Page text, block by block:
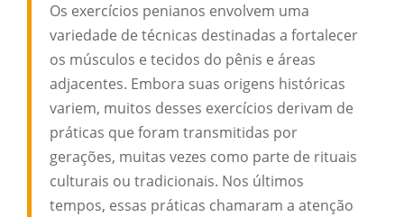
Os exercícios penianos envolvem uma
variedade de técnicas destinadas a fortalecer
os músculos e tecidos do pênis e áreas
adjacentes. Embora suas origens históricas
variem, muitos desses exercícios derivam de
práticas que foram transmitidas por
gerações, muitas vezes como parte de rituais
culturais ou tradicionais. Nos últimos
tempos, essas práticas chamaram a atenção